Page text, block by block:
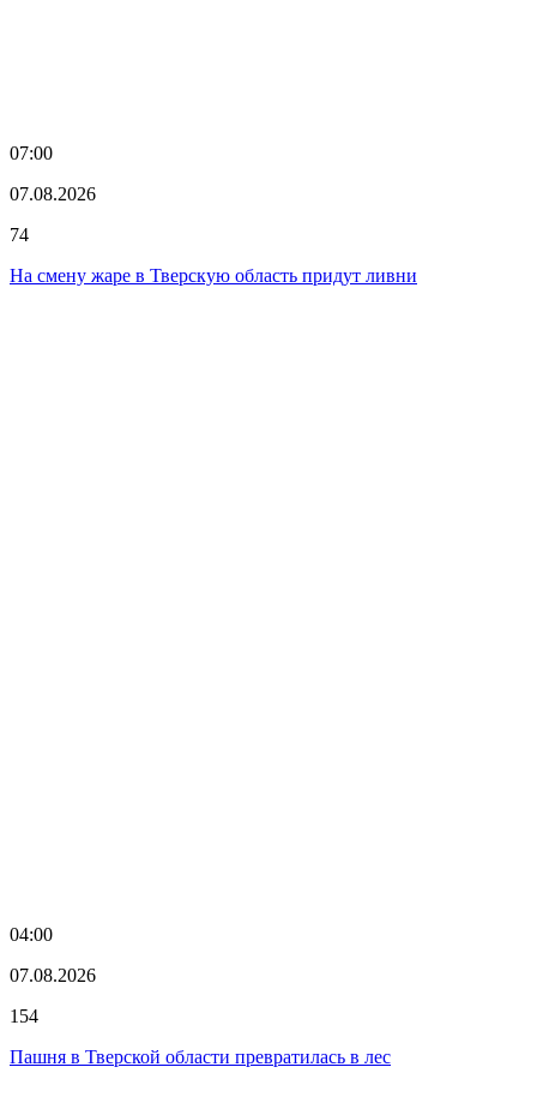
07:00
07.08.2026
74
На смену жаре в Тверскую область придут ливни
04:00
07.08.2026
154
Пашня в Тверской области превратилась в лес